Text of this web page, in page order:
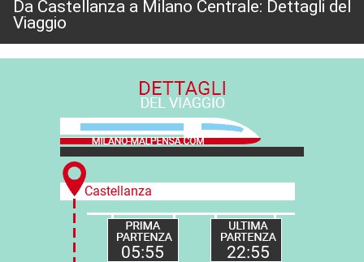
Da Castellanza a Milano Centrale: Dettagli del
Viaggio